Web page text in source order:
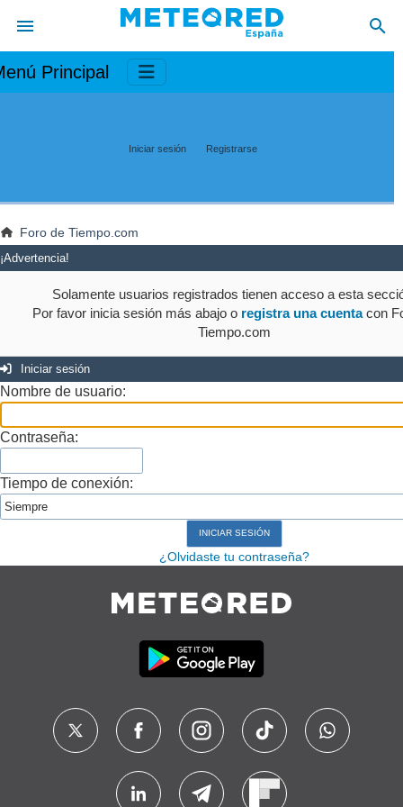
Principal
Iniciar sesión Registrarse
Foro de Tiempo.com
¡Advertencia!
Solamente usuarios registrados tienen acceso a esta
Por favor inicia sesión más abajo o registra una cuentacon
Tiempo.com
Iniciar sesión
Nombre de usuario:
Contraseña:
Tiempo de conexión:
¿Olvidaste tu contraseña?